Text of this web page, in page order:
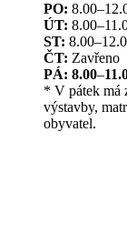
PO:
ÚT:
ST:
ČT: Zavřeno
PÁ: 8.00–
* V pátek má
výstavby,
obyvatel.